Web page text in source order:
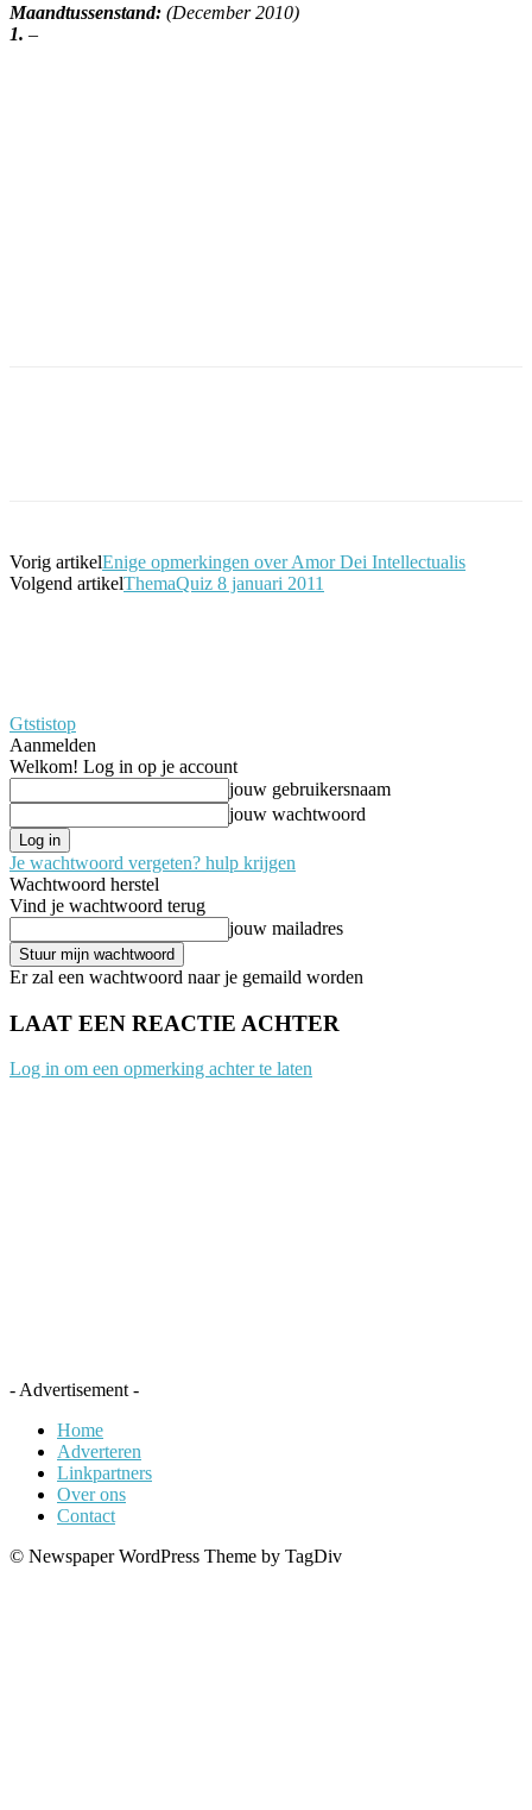
Maandtussenstand: (December 2010)
1. –
Vorig artikelEnige opmerkingen over Amor Dei Intellectualis
Volgend artikelThemaQuiz 8 januari 2011
Gtstistop
Aanmelden
Welkom! Log in op je account
jouw gebruikersnaam
jouw wachtwoord
Je wachtwoord vergeten? hulp krijgen
Wachtwoord herstel
Vind je wachtwoord terug
jouw mailadres
Er zal een wachtwoord naar je gemaild worden
LAAT EEN REACTIE ACHTER
Log in om een opmerking achter te laten
- Advertisement -
Home
Adverteren
Linkpartners
Over ons
Contact
© Newspaper WordPress Theme by TagDiv